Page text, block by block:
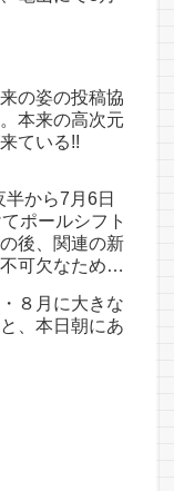
の姿の投稿協
本来の高次元
ている!!
から7月6日
ポールシフト
後、関連の新
可欠なため、
仰の中心点で
3ヵ所へのご
８月に大きな
、本日朝にあ